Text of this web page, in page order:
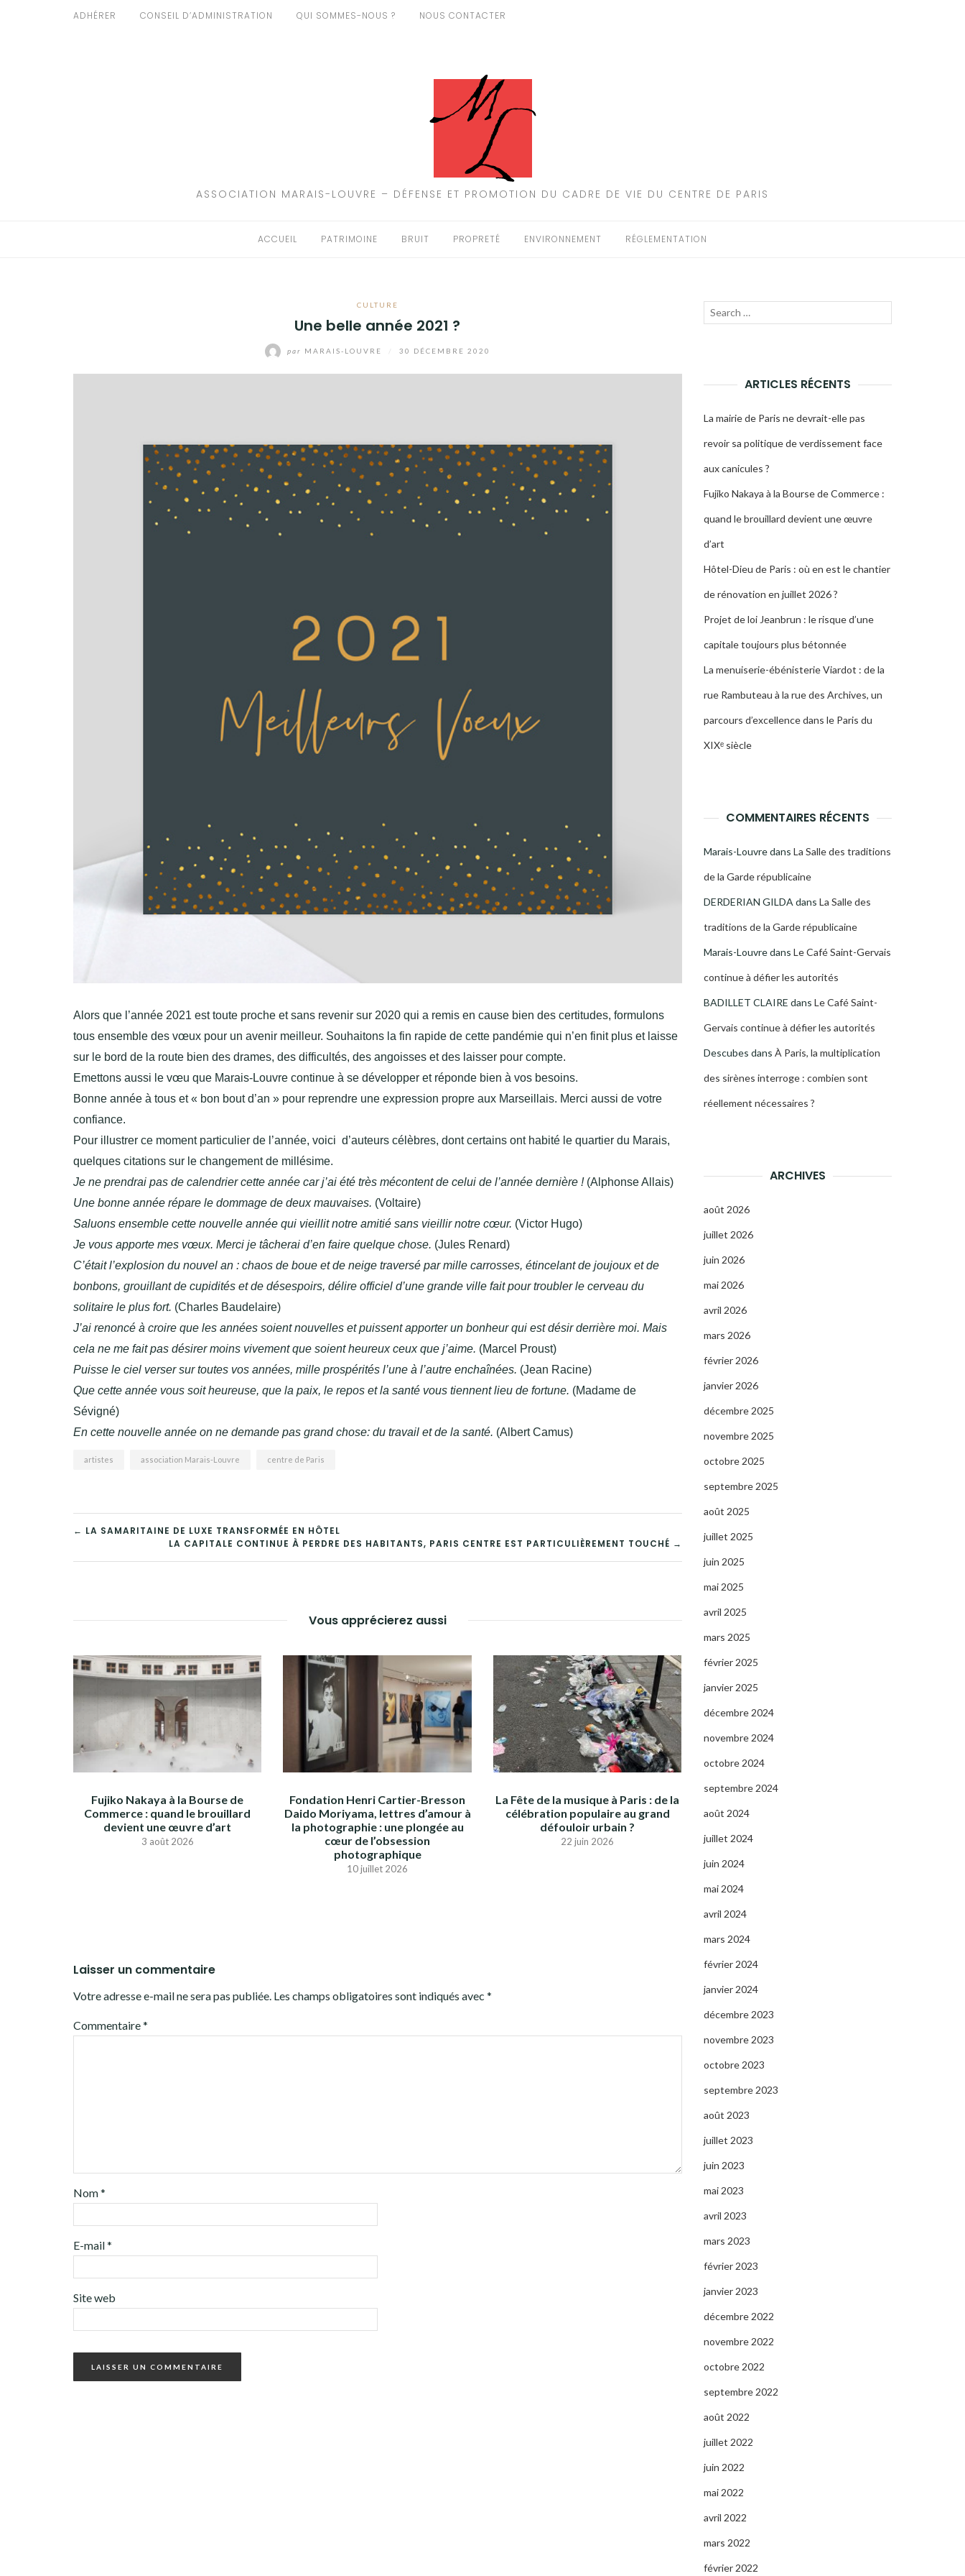
ADHÉRER CONSEIL D’ADMINISTRATION QUI SOMMES-NOUS ? NOUS CONTACTER
ASSOCIATION MARAIS-LOUVRE – DÉFENSE ET PROMOTION DU CADRE DE VIE DU CENTRE DE PARIS
ACCUEIL PATRIMOINE BRUIT PROPRETÉ ENVIRONNEMENT RÉGLEMENTATION
CULTURE
Une belle année 2021 ?
par MARAIS-LOUVRE 30 DÉCEMBRE 2020
Alors que l’année 2021 est toute proche et sans revenir sur 2020 qui a remis en cause bien des certitudes, formulons
tous ensemble des vœux pour un avenir meilleur. Souhaitons la fin rapide de cette pandémie qui n’en finit plus et laisse
sur le bord de la route bien des drames, des difficultés, des angoisses et des laisser pour compte.
Emettons aussi le vœu que Marais-Louvre continue à se développer et réponde bien à vos besoins.
Bonne année à tous et « bon bout d’an » pour reprendre une expression propre aux Marseillais. Merci aussi de votre
confiance.
Pour illustrer ce moment particulier de l’année, voici d’auteurs célèbres, dont certains ont habité le quartier du Marais,
quelques citations sur le changement de millésime.
Je ne prendrai pas de calendrier cette année car j’ai été très mécontent de celui de l’année dernière !(Alphonse Allais)
Une bonne année répare le dommage de deux mauvaises. (Voltaire)
Saluons ensemble cette nouvelle année qui vieillit notre amitié sans vieillir notre cœur. (Victor Hugo)
Je vous apporte mes vœux. Merci je tâcherai d’en faire quelque chose. (Jules Renard)
C’était l’explosion du nouvel an : chaos de boue et de neige traversé par mille carrosses, étincelant de joujoux et de
bonbons, grouillant de cupidités et de désespoirs, délire officiel d’une grande ville fait pour troubler le cerveau du
solitaire le plus fort. (Charles Baudelaire)
J’ai renoncé à croire que les années soient nouvelles et puissent apporter un bonheur qui est désir derrière moi. Mais
cela ne me fait pas désirer moins vivement que soient heureux ceux que j’aime. (Marcel Proust)
Puisse le ciel verser sur toutes vos années, mille prospérités l’une à l’autre enchaînées. (Jean Racine)
Que cette année vous soit heureuse, que la paix, le repos et la santé vous tiennent lieu de fortune. (Madame de
Sévigné)
En cette nouvelle année on ne demande pas grand chose: du travail et de la santé. (Albert Camus)
artistes association Marais-Louvre centre de Paris
NAVIGATION
DE
← LA SAMARITAINE DE LUXE TRANSFORMÉE EN HÔTEL
LA CAPITALE CONTINUE À PERDRE DES HABITANTS, PARIS CENTRE EST PARTICULIÈREMENT TOUCHÉ →
Vous apprécierez aussi
Fujiko Nakaya à la Bourse de
Commerce : quand le brouillard
devient une œuvre d’art
3 août 2026
Fondation Henri Cartier-Bresson
Daido Moriyama, lettres d’amour à
la photographie : une plongée au
cœur de l’obsession
photographique
10 juillet 2026
La Fête de la musique à Paris : de la
célébration populaire au grand
défouloir urbain ?
22 juin 2026
Laisser un commentaire
Votre adresse e-mail ne sera pas publiée. Les champs obligatoires sont indiqués avec *
Commentaire*
Nom*
E-mail*
Site web
Recherche
ARTICLES RÉCENTS
La mairie de Paris ne devrait-elle pas
revoir sa politique de verdissement face
aux canicules ?
Fujiko Nakaya à la Bourse de Commerce :
quand le brouillard devient une œuvre
d’art
Hôtel-Dieu de Paris : où en est le chantier
de rénovation en juillet 2026 ?
Projet de loi Jeanbrun : le risque d’une
capitale toujours plus bétonnée
La menuiserie-ébénisterie Viardot : de la
rue Rambuteau à la rue des Archives, un
parcours d’excellence dans le Paris du
XIXᵉ siècle
COMMENTAIRES RÉCENTS
Marais-Louvredans La Salle des traditions
de la Garde républicaine
DERDERIAN GILDA dans La Salle des
traditions de la Garde républicaine
Marais-Louvredans Le Café Saint-Gervais
continue à défier les autorités
BADILLET CLAIRE dans Le Café Saint-
Gervais continue à défier les autorités
Descubes dans À Paris, la multiplication
des sirènes interroge : combien sont
réellement nécessaires ?
ARCHIVES
août 2026
juillet 2026
juin 2026
mai 2026
avril 2026
mars 2026
février 2026
janvier 2026
décembre 2025
novembre 2025
octobre 2025
septembre 2025
août 2025
juillet 2025
juin 2025
mai 2025
avril 2025
mars 2025
février 2025
janvier 2025
décembre 2024
novembre 2024
octobre 2024
septembre 2024
août 2024
juillet 2024
juin 2024
mai 2024
avril 2024
mars 2024
février 2024
janvier 2024
décembre 2023
novembre 2023
octobre 2023
septembre 2023
août 2023
juillet 2023
juin 2023
mai 2023
avril 2023
mars 2023
février 2023
janvier 2023
décembre 2022
novembre 2022
octobre 2022
septembre 2022
août 2022
juillet 2022
juin 2022
mai 2022
avril 2022
mars 2022
février 2022